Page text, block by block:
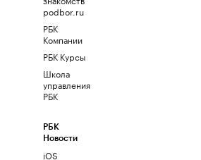
podbor.ru
РБК
Компании
РБК Курсы
Школа
управления
РБК
РБК
Новости
iOS